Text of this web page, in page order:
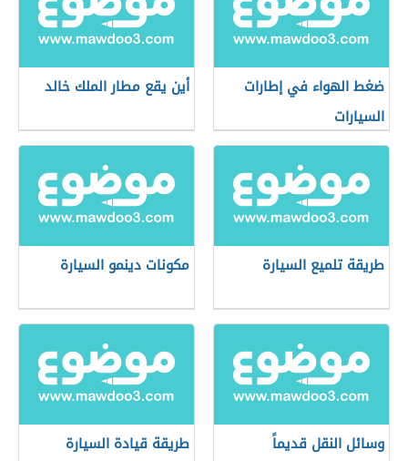
ضغط الهواء في إطارات
السيارات
أين يقع مطار الملك خالد
طريقة تلميع السيارة مكونات دينمو السيارة
وسائل النقل قديماً
طريقة قيادة السيارة